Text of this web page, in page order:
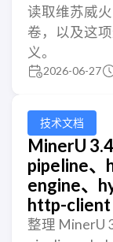
读取维苏威
卷，以及这
义。
2026-06-27
技术文档
MinerU
pipeline、
engine、
http-client
整理 MinerU